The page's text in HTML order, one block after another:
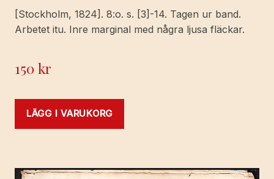
[Stockholm, 1824]. 8:o. s. [3]-14. Tagen ur band.
Arbetet itu. Inre marginal med några ljusa fläckar.
150kr
LÄGG I VARUKORG